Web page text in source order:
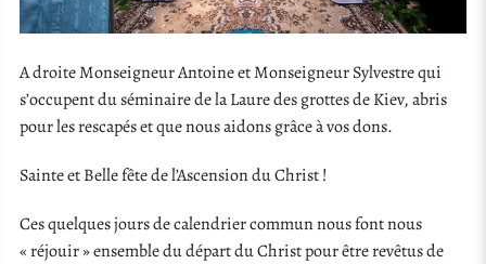
A droite Monseigneur Antoine et Monseigneur Sylvestre qui
s’occupent du séminaire de la Laure des grottes de Kiev, abris
pour les rescapés et que nous aidons grâce à vos dons.
Sainte et Belle fête de l’Ascension du Christ !
Ces quelques jours de calendrier commun nous font nous
« réjouir » ensemble du départ du Christ pour être revêtus de